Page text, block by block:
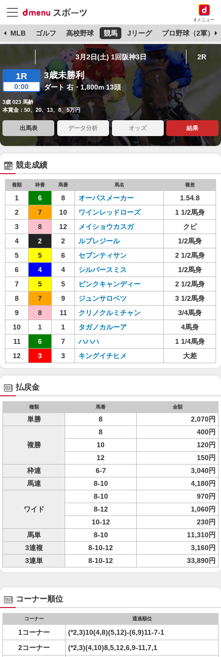
dメニュー
MLB ゴルフ 高校野球 競馬 Jリーグ プロ野球（2軍）
3月2日(土) 1回阪神3日 2R
1R
0:00
3歳未勝利
ダート 右・1,800m 13頭
3歳 023 馬齢
本賞金：50、20、13、8、5万円
出馬表 データ分析 オッズ 結果
競走成績
着順 枠番 馬番 馬名 着差
1 6 8 オーパスメーカー
1.54.8
2
7 10 ワインレッドローズ
1 1/2馬身
3
8 12 メイショウカスガ
クビ
4
2 2 ルプレジール
1/2馬身
5
5 6 セブンティサン
2 1/2馬身
6
4 4 シルバースミス
1/2馬身
7
5 5 ピンクキャンディー
2 1/2馬身
8
7 9 ジュンサロベツ
3 1/2馬身
9
8 11 クリノクルミチャン
3/4馬身
10
1 1 タガノカルーア
4馬身
11
6 7 ハハハ
1 1/4馬身
12
3 3 キングイチヒメ 大差
払戻金
種類 馬番 金額
単勝 8 2,070円
複勝
8
400円
10
120円
12
150円
枠連
6-7
3,040円
馬連
8-10 4,180円
ワイド
8-10
970円
8-12
1,060円
10-12
230円
馬単
8-10
11,310円
3連複
8-10-12
3,160円
3連単
8-10-12 33,890円
コーナー順位
コーナー 通過順位
1コーナー
(*2,3)10(4,8)(5,12)-(6,9)11-7-1
2コーナー
(*2,3)(4,10)8,5,12,6,9-11,7,1